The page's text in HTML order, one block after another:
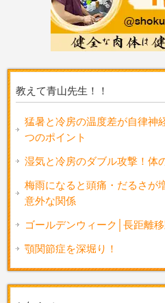
教えて青山先生！！
猛暑と冷房の温度差が自律神
つのポイント
湿気と冷房のダブル攻撃！体
梅雨になると頭痛・だるさが
意外な関係
ゴールデンウィーク│長距離
顎関節症を深堀り！